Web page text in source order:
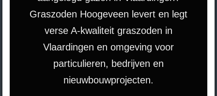
Graszoden Hoogeveen levert en legt
verse A-kwaliteit graszoden in
Vlaardingen en omgeving voor
particulieren, bedrijven en
nieuwbouwprojecten.